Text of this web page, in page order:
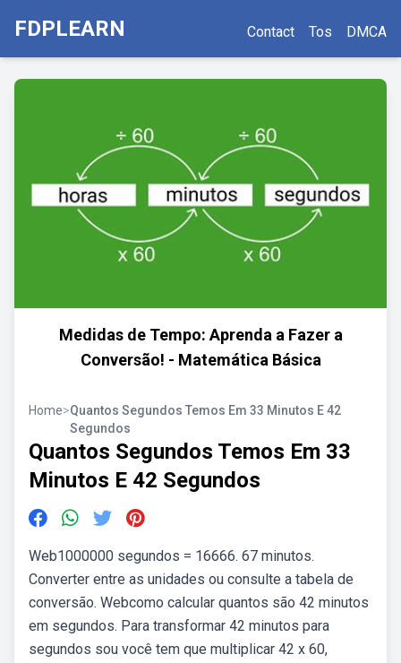
FDPLEARN Contact Tos DMCA
Medidas de Tempo: Aprenda a Fazer a
Conversão! - Matemática Básica
Home>Quantos Segundos Temos Em 33 Minutos E 42
Segundos
Quantos Segundos Temos Em 33
Minutos E 42 Segundos
Web1000000 segundos = 16666. 67 minutos.
Converter entre as unidades ou consulte a tabela de
conversão. Webcomo calcular quantos são 42 minutos
em segundos. Para transformar 42 minutos para
segundos sou você tem que multiplicar 42 x 60,